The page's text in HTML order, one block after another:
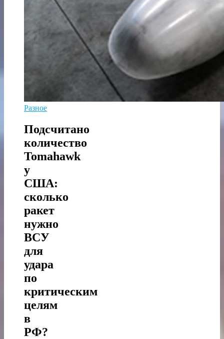
Разное
Подсчитано
количество
Tomahawk
у
США:
сколько
ракет
нужно
ВСУ
для
удара
по
критическим
целям
в
РФ?